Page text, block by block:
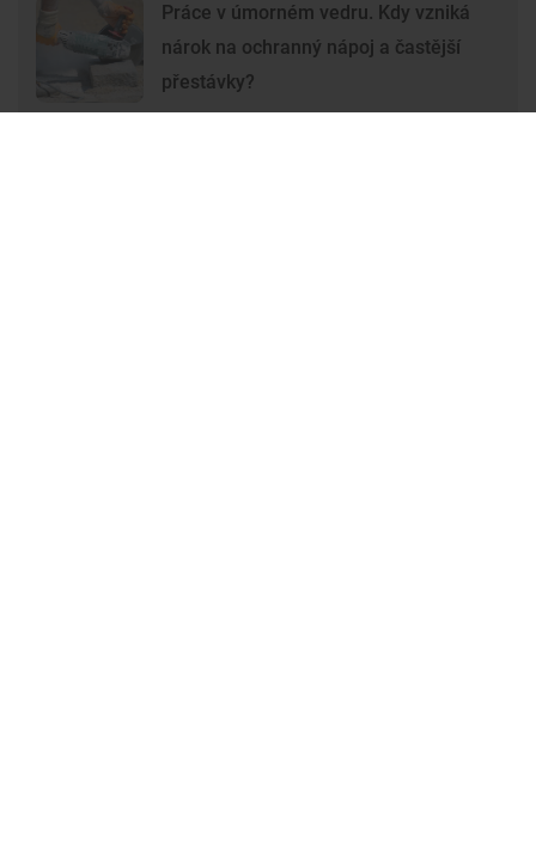
Práce v úmorném vedru. Kdy vzniká
nárok na ochranný nápoj a častější
přestávky?